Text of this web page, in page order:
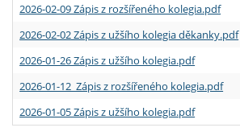
2026-02-09 Zápis z rozšířeného kolegia.pdf
2026-02-02 Zápis z užšího kolegia děkanky.pdf
2026-01-26 Zápis z užšího kolegia.pdf
2026-01-12 Zápis z rozšířeného kolegia.pdf
2026-01-05 Zápis z užšího kolegia.pdf